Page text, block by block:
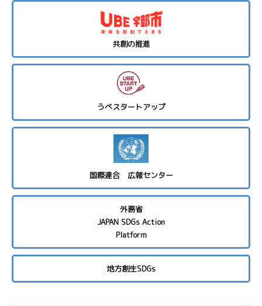
共創の推進
うべスタートアップ
国際連合 広報センター
外務省
JAPAN SDGs Action
Platform
地方創生SDGs